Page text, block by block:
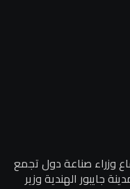
وزراء صناعة دول تجمع
البريكس المنعقد بمدينة جايبور الهندية وزير